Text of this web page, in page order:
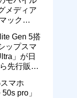
メディア
ック
Gen 5搭
ップスマ
」が日
先行販
マホ
pro」